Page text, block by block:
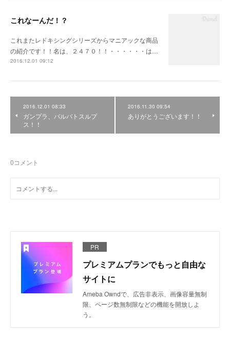
これなーんだ！？
これまたレドキシングシリーズからマニアックな商品
の紹介です！！名は、２４７０！！・・・・・・は…
2016.12.01 09:12
2016.12.01 08:33
ガンプラ、バルバトスルプ
ス！！
2016.11.30 09:54
ありがとうございます！！
0コメント
PR
プレミアムプランでもっと自由な
サイトに
Ameba Owndで、広告非表示、画像容量無制
限、ページ数無制限などの機能を開放しよ
う。